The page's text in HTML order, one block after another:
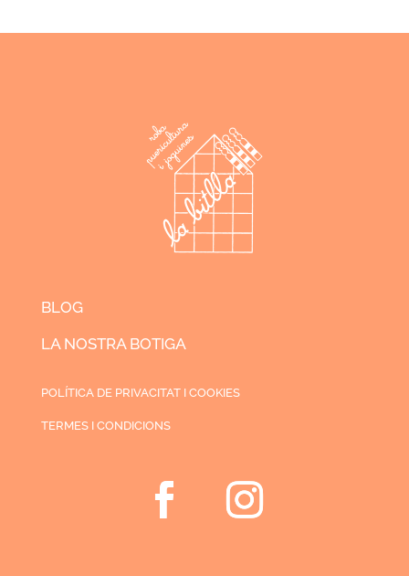
BLOG
LA NOSTRA BOTIGA
POLÍTICA DE PRIVACITAT I COOKIES
TERMES I CONDICIONS